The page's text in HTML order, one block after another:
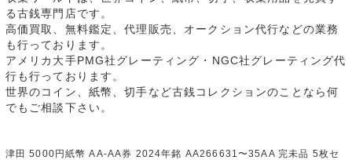
る古銭専門店です。
高価買取、無料鑑定、代理販売、オークション代行などの業務
も行っております。
アメリカ大手PMG社グレーティング・NGC社グレーティング代
行も行っております。
世界のコイン、紙幣、切手など古銭コレクションのことなら何
でもご相談下さい。
津田 5000円紙幣 AA-AA券 2024年銘 AA266631〜35AA 完未品 5枚セ